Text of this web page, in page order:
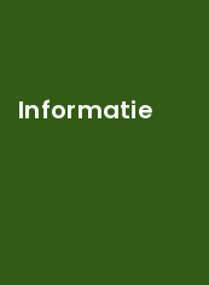
Informatie